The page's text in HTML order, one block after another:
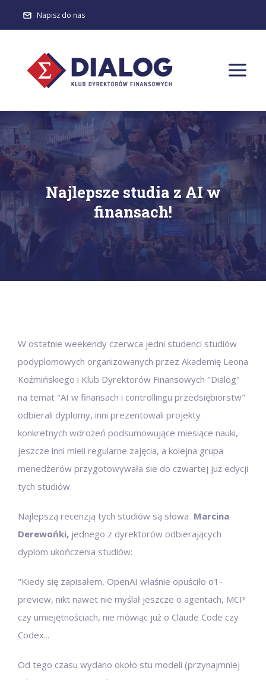
Napisz do nas
Najlepsze studia z AI w
finansach!
W ostatnie weekendy czerwca jedni studenci studiów
podyplomowych organizowanych przez Akademię Leona
Koźmińskiego i Klub Dyrektorów Finansowych "Dialog"
na temat "AI w finansach i controllingu przedsiębiorstw"
odbierali dyplomy, inni prezentowali projekty
konkretnych wdrożeń podsumowujące miesiące nauki,
jeszcze inni mieli regularne zajęcia, a kolejna grupa
menedżerów przygotowywała sie do czwartej już edycji
tych studiów.
Najlepszą recenzją tych studiów są słowa Marcina
Derewońki, jednego z dyrektorów odbierających
dyplom ukończenia studiów:
"Kiedy się zapisałem, OpenAI właśnie opuściło o1-
preview, nikt nawet nie myślał jeszcze o agentach, MCP
czy umiejętnościach, nie mówiąc już o Claude Code czy
Codex...
Od tego czasu wydano około stu modeli (przynajmniej